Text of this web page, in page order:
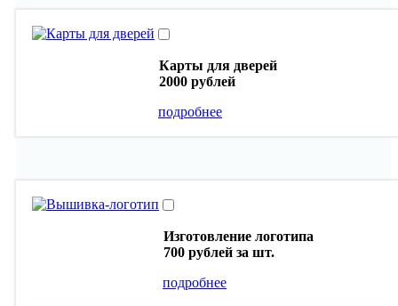
Карты для дверей
2000 рублей
подробнее
Изготовление логотипа
700 рублей за шт.
подробнее